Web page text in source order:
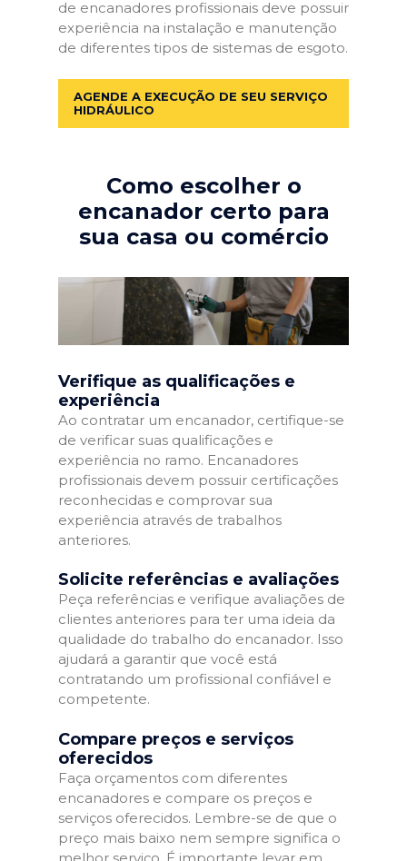
de encanadores profissionais deve possuir
experiência na instalação e manutenção
de diferentes tipos de sistemas de esgoto.
AGENDE A EXECUÇÃO DE SEU SERVIÇO
HIDRÁULICO
Como escolher o
encanador certo para
sua casa ou comércio
Verifique as qualificações e
experiência
Ao contratar um encanador, certifique-se
de verificar suas qualificações e
experiência no ramo. Encanadores
profissionais devem possuir certificações
reconhecidas e comprovar sua
experiência através de trabalhos
anteriores.
Solicite referências e avaliações
Peça referências e verifique avaliações de
clientes anteriores para ter uma ideia da
qualidade do trabalho do encanador. Isso
ajudará a garantir que você está
contratando um profissional confiável e
competente.
Compare preços e serviços
oferecidos
Faça orçamentos com diferentes
encanadores e compare os preços e
serviços oferecidos. Lembre-se de que o
preço mais baixo nem sempre significa o
melhor serviço. É importante levar em